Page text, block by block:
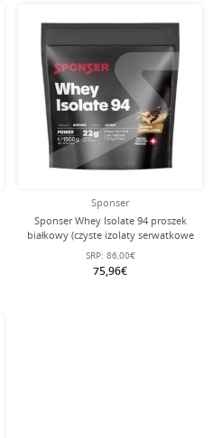
Sponser
Sponser Whey Isolate 94 proszek
białkowy (czyste izolaty serwatkowe
CFM, maksymalna zawartość białka,
bez laktozy) Caffe Latte 1500g worek
stojący
SRP: 86,00€
75,96€